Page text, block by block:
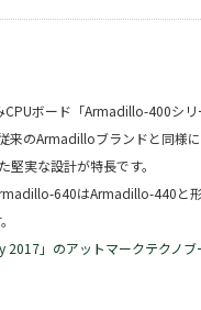
ボード「Armadillo-400シ
来のArmadilloブランドと同様
実な設計が特長です。
640はArmadillo-440と
2017」のアットマークテクノ